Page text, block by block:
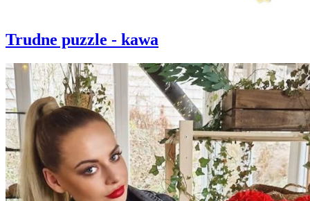
Trudne puzzle - kawa